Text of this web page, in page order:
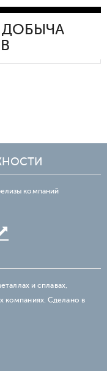
ДОБЫЧА
компаний
и сплавах,
Сделано в